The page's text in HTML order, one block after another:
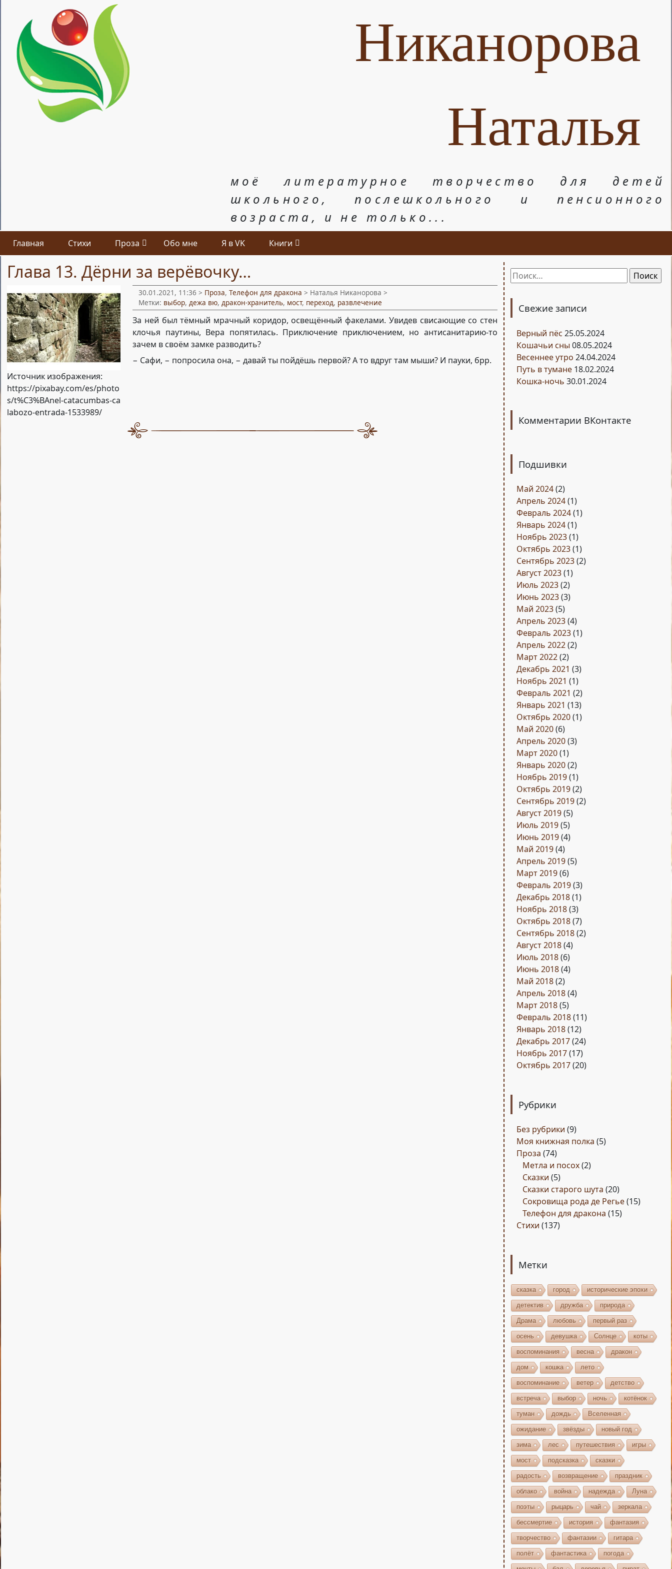
Никанорова
Наталья
моё литературное творчество для детей
школьного, послешкольного и пенсионного
возраста, и не только...
Главная Стихи Проза Обо мне Я в VK Книги
Глава 13. Дёрни за верёвочку…
Источник изображения:
https://pixabay.com/es/photo
s/t%C3%BAnel-catacumbas-ca
labozo-entrada-1533989/
30.01.2021, 11:36 > Проза,Телефон для дракона > Наталья Никанорова >
Метки: выбор,дежа вю,дракон-хранитель, мост, переход, развлечение
За ней был тёмный мрачный коридор, освещённый факелами. Увидев свисающие со стен
клочья паутины, Вера попятилась. Приключение приключением, но антисанитарию-то
зачем в своём замке разводить?
− Сафи, − попросила она, − давай ты пойдёшь первой? А то вдруг там мыши? И пауки, брр.
Найти:
Свежие записи
Верный пёс 25.05.2024
Кошачьи сны 08.05.2024
Весеннее утро 24.04.2024
Путь в тумане 18.02.2024
Кошка-ночь 30.01.2024
Комментарии ВКонтакте
Подшивки
Май 2024(2)
Апрель 2024(1)
Февраль 2024(1)
Январь 2024(1)
Ноябрь 2023(1)
Октябрь 2023(1)
Сентябрь 2023(2)
Август 2023(1)
Июль 2023(2)
Июнь 2023(3)
Май 2023(5)
Апрель 2023(4)
Февраль 2023(1)
Апрель 2022(2)
Март 2022(2)
Декабрь 2021 (3)
Ноябрь 2021 (1)
Февраль 2021 (2)
Январь 2021 (13)
Октябрь 2020(1)
Май 2020(6)
Апрель 2020(3)
Март 2020(1)
Январь 2020(2)
Ноябрь 2019(1)
Октябрь 2019(2)
Сентябрь 2019(2)
Август 2019(5)
Июль 2019(5)
Июнь 2019(4)
Май 2019(4)
Апрель 2019(5)
Март 2019(6)
Февраль 2019(3)
Декабрь 2018(1)
Ноябрь 2018(3)
Октябрь 2018(7)
Сентябрь 2018(2)
Август 2018(4)
Июль 2018(6)
Июнь 2018(4)
Май 2018(2)
Апрель 2018(4)
Март 2018(5)
Февраль 2018(11)
Январь 2018(12)
Декабрь 2017(24)
Ноябрь 2017(17)
Октябрь 2017(20)
Рубрики
Без рубрики (9)
Моя книжная полка (5)
Проза (74)
Метла и посох(2)
Сказки (5)
Сказки старого шута (20)
Сокровища рода де Регье(15)
Телефон для дракона (15)
Стихи (137)
Метки
сказка город исторические эпохи
детектив дружба природа
Драма любовь первый раз
осень девушка Солнце коты
воспоминания весна дракон
дом кошка лето
воспоминание ветер детство
встреча выбор ночь котёнок
туман дождь Вселенная
ожидание звёзды новый год
зима лес путешествия игры
мост подсказка сказки
радость возвращение праздник
облако война надежда Луна
поэты рыцарь чай зеркала
бессмертие история фантазия
творчество фантазии гитара
полёт фантастика погода